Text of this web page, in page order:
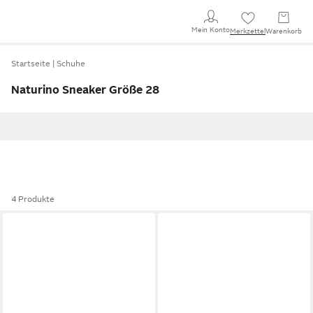
Mein KontoMerkzettel Warenkorb
Startseite Schuhe
Naturino Sneaker Größe 28
4 Produkte